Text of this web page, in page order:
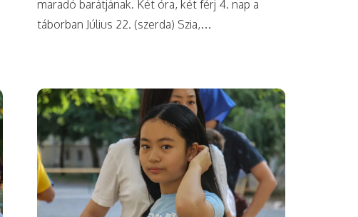
maradó barátjának. Két óra, két férj 4. nap a
táborban Július 22. (szerda) Szia,…